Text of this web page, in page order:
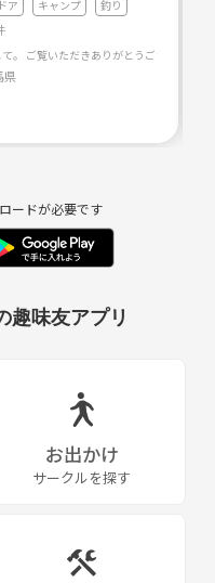
を10年続けている団体ですの
ア キャンプ 釣り
県
ードが必要です
趣味友アプリ
お出かけ
サークルを探す